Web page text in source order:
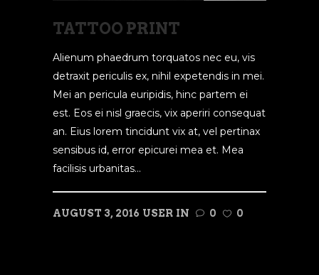
TATTOO PRINT
Alienum phaedrum torquatos nec eu, vis
detraxit periculis ex, nihil expetendis in mei.
Mei an pericula euripidis, hinc partem ei
est. Eos ei nisl graecis, vix aperiri consequat
an. Eius lorem tincidunt vix at, vel pertinax
sensibus id, error epicurei mea et. Mea
facilisis urbanitas...
AUGUST 3, 2016 USER IN 0
0